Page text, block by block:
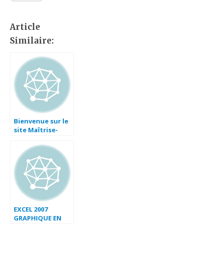
Article
Similaire:
Bienvenue sur le
site Maîtrise-
EXCEL 2007
GRAPHIQUE EN